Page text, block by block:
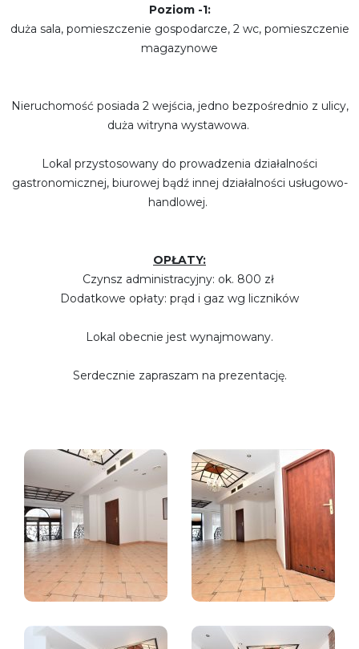
Poziom -1:
duża sala, pomieszczenie gospodarcze, 2 wc, pomieszczenie
magazynowe
Nieruchomość posiada 2 wejścia, jedno bezpośrednio z ulicy,
duża witryna wystawowa.
Lokal przystosowany do prowadzenia działalności
gastronomicznej, biurowej bądź innej działalności usługowo-
handlowej.
OPŁATY:
Czynsz administracyjny: ok. 800 zł
Dodatkowe opłaty: prąd i gaz wg liczników
Lokal obecnie jest wynajmowany.
Serdecznie zapraszam na prezentację.